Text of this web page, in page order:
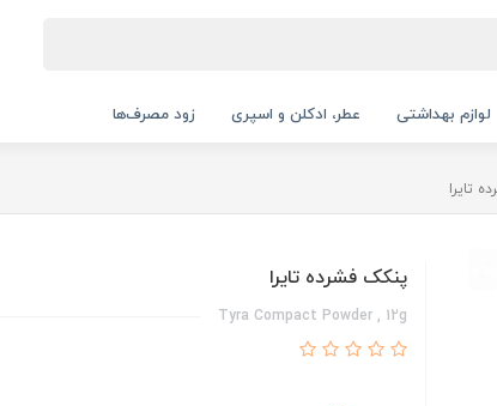
لوازم بهداشتی عطر، ادکلن و اسپری زود مصرف‌ها
تایرا
پنکک فشرده تایرا
Tyra Compact Powder , 12g